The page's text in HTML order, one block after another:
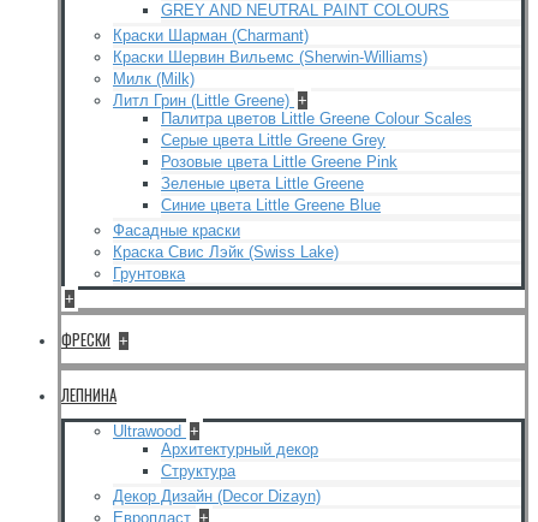
GREY AND NEUTRAL PAINT COLOURS
Краски Шарман (Charmant)
Краски Шервин Вильемс (Sherwin-Williams)
Милк (Milk)
Литл Грин (Little Greene) +
Палитра цветов Little Greene Colour Scales
Серые цвета Little Greene Grey
Розовые цвета Little Greene Pink
Зеленые цвета Little Greene
Синие цвета Little Greene Blue
Фасадные краски
Краска Свис Лэйк (Swiss Lake)
Грунтовка
+
ФРЕСКИ +
ЛЕПНИНА
Ultrawood +
Архитектурный декор
Структура
Декор Дизайн (Decor Dizayn)
Европласт +